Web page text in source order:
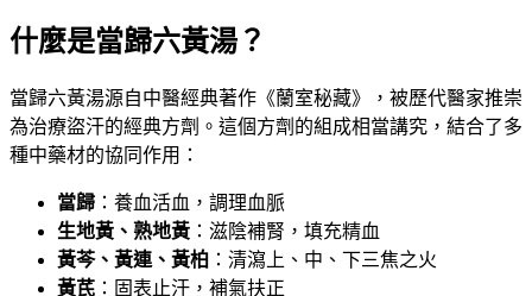
什麼是當歸六黃湯？
當歸六黃湯源自中醫經典著作《蘭室秘藏》，被歷代醫家推崇
為治療盜汗的經典方劑。這個方劑的組成相當講究，結合了多
種中藥材的協同作用：
當歸 ：養血活血，調理血脈
生地黃、熟地黃 ：滋陰補腎，填充精血
黃芩、黃連、黃柏 ：清瀉上、中、下三焦之火
黃芪 ：固表止汗，補氣扶正